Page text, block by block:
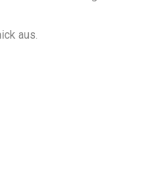
aus.